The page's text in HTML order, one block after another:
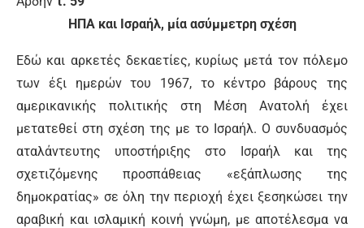
ΗΠΑ και Ισραήλ, μία ασύμμετρη σχέση
Εδώ και αρκετές δεκαετίες, κυρίως μετά τον πόλεμο
των έξι ημερών του 1967, το κέντρο βάρους της
αμερικανικής πολιτικής στη Μέση Ανατολή έχει
μετατεθεί στη σχέση της με το Ισραήλ. Ο συνδυασμός
αταλάντευτης υποστήριξης στο Ισραήλ και της
σχετιζόμενης προσπάθειας «εξάπλωσης της
δημοκρατίας» σε όλη την περιοχή έχει ξεσηκώσει την
αραβική και ισλαμική κοινή γνώμη, με αποτέλεσμα να